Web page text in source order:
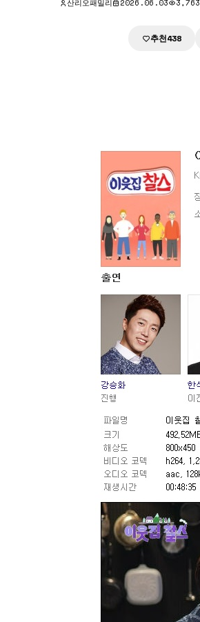
산리오패밀리 2026.06.03 3,763
추천438